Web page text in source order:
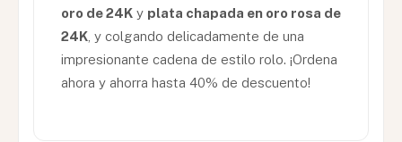
oro de 24K y plata chapada en oro rosa de
24K , y colgando delicadamente de una
impresionante cadena de estilo rolo. ¡Ordena
ahora y ahorra hasta 40% de descuento!